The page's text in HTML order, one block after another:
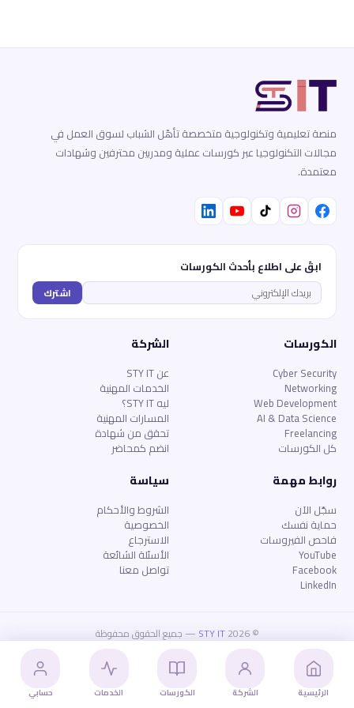
الرئيسية الشركة الكورسات الخدمات حسابي
منصة تعليمية وتكنولوجية متخصصة تأهّل الشباب لسوق العمل في
مجالات التكنولوجيا عبر كورسات عملية ومدربين محترفين وشهادات
معتمدة.
ابقَ على اطلاع بأحدث الكورسات
اشترك
الكورسات
Cyber Security
Networking
Web Development
AI & Data Science
Freelancing
كل الكورسات
الشركة
عن STY IT
الخدمات المهنية
ليه STY IT؟
المسارات المهنية
تحقق من شهادة
انضم كمحاضر
روابط مهمة
سجّل الآن
حماية نفسك
فاحص الفيروسات
YouTube
Facebook
LinkedIn
سياسة
الشروط والأحكام
الخصوصية
الاسترجاع
الأسئلة الشائعة
تواصل معنا
© 2026
STY IT — جميع الحقوق محفوظة